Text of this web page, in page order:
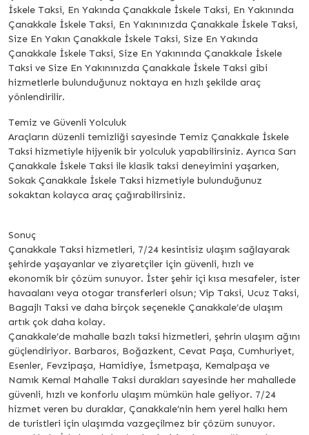
İskele Taksi, En Yakında Çanakkale İskele Taksi, En Yakınında
Çanakkale İskele Taksi, En Yakınınızda Çanakkale İskele Taksi,
Size En Yakın Çanakkale İskele Taksi, Size En Yakında
Çanakkale İskele Taksi, Size En Yakınında Çanakkale İskele
Taksi ve Size En Yakınınızda Çanakkale İskele Taksi gibi
hizmetlerle bulunduğunuz noktaya en hızlı şekilde araç
yönlendirilir.
Temiz ve Güvenli Yolculuk
Araçların düzenli temizliği sayesinde Temiz Çanakkale İskele
Taksi hizmetiyle hijyenik bir yolculuk yapabilirsiniz. Ayrıca Sarı
Çanakkale İskele Taksi ile klasik taksi deneyimini yaşarken,
Sokak Çanakkale İskele Taksi hizmetiyle bulunduğunuz
sokaktan kolayca araç çağırabilirsiniz.
Sonuç
Çanakkale Taksi hizmetleri, 7/24 kesintisiz ulaşım sağlayarak
şehirde yaşayanlar ve ziyaretçiler için güvenli, hızlı ve
ekonomik bir çözüm sunuyor. İster şehir içi kısa mesafeler, ister
havaalanı veya otogar transferleri olsun; Vip Taksi, Ucuz Taksi,
Bagajlı Taksi ve daha birçok seçenekle Çanakkale’de ulaşım
artık çok daha kolay.
Çanakkale’de mahalle bazlı taksi hizmetleri, şehrin ulaşım ağını
güçlendiriyor. Barbaros, Boğazkent, Cevat Paşa, Cumhuriyet,
Esenler, Fevzipaşa, Hamidiye, İsmetpaşa, Kemalpaşa ve
Namık Kemal Mahalle Taksi durakları sayesinde her mahallede
güvenli, hızlı ve konforlu ulaşım mümkün hale geliyor. 7/24
hizmet veren bu duraklar, Çanakkale’nin hem yerel halkı hem
de turistleri için ulaşımda vazgeçilmez bir çözüm sunuyor.